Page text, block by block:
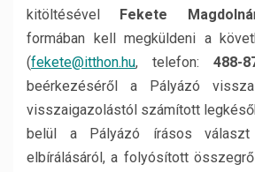
kitöltésével Fekete Magdolná
formában kell megküldeni a
(fekete@itthon.hu, telefon: 488-
beérkezéséről a Pályázó
visszaigazolástól számított
belül a Pályázó írásos
elbírálásáról, a folyósított